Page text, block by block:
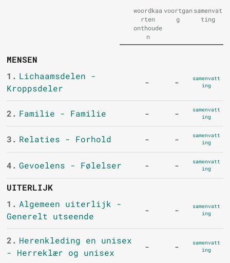
woordkaa
rten
onthoude
n
voortgan
g
samenvat
ting
MENSEN
1. Lichaamsdelen -
Kroppsdeler
- -
samenvatt
ing
2. Familie - Familie - -
samenvatt
ing
3. Relaties - Forhold - -
samenvatt
ing
4. Gevoelens - Følelser - -
samenvatt
ing
UITERLIJK
1. Algemeen uiterlijk -
Generelt utseende
- -
samenvatt
ing
2. Herenkleding en unisex
- Herreklær og unisex
- -
samenvatt
ing